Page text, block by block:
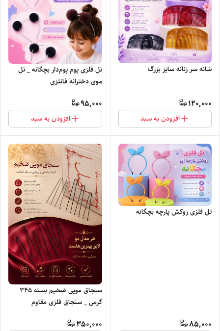
شانه سر زنانه سایز بزرگ
120,000
افزودن به سبد
تل فلزی پوم پوم‌دار بچگانه _ تل
موی دخترانه فانتزی
95,000
افزودن به سبد
تل فلزی روکش پارچه بچگانه
85,000
سنجاق مویی ضخیم بسته ۳۴۵
گرمی _ سنجاق فلزی مقاوم
350,000